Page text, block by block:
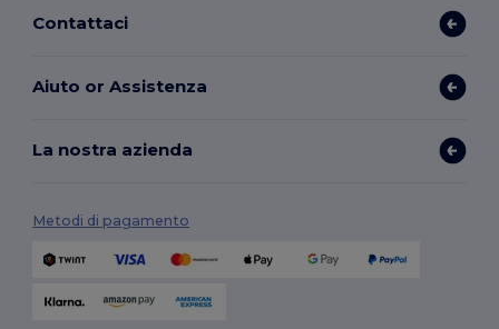
Contattaci
Aiuto or Assistenza
La nostra azienda
Metodi di pagamento